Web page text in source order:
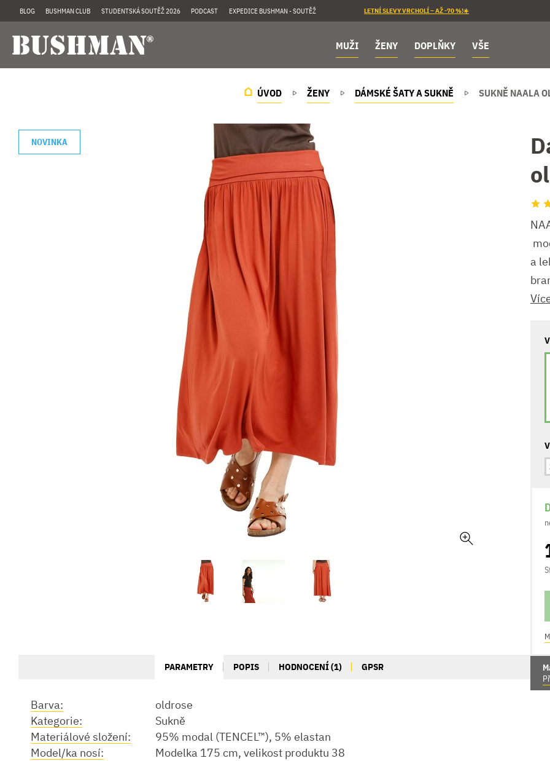
BLOG BUSHMAN CLUB STUDENTSKÁ SOUTĚŽ 2026 PODCAST EXPEDICE BUSHMAN - SOUTĚŽ LETNÍ SLEVY VRCHOLÍ – AŽ -70 %!☀️
MUŽI ŽENY DOPLŇKY VŠE
ÚVOD ŽENY DÁMSKÉ ŠATY A SUKNĚ SUKNĚ NAALA
NOVINKA
a
PARAMETRY POPIS HODNOCENÍ (1) GPSR
Barva:
oldrose
Kategorie:
Sukně
Materiálové složení:
95% modal (TENCEL™), 5% elastan
Model/ka nosí:
Modelka 175 cm, velikost produktu 38